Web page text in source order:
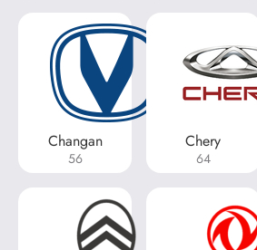
Changan
56
Chery
64